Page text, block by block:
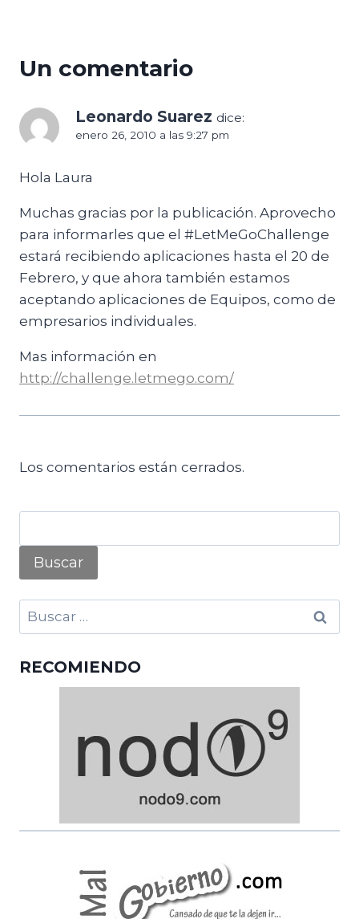
Un comentario
Leonardo Suarez dice:
enero 26, 2010 a las 9:27 pm
Hola Laura
Muchas gracias por la publicación. Aprovecho
para informarles que el #LetMeGoChallenge
estará recibiendo aplicaciones hasta el 20 de
Febrero, y que ahora también estamos
aceptando aplicaciones de Equipos, como de
empresarios individuales.
Mas información en
http://challenge.letmego.com/
Los comentarios están cerrados.
Buscar:
RECOMIENDO